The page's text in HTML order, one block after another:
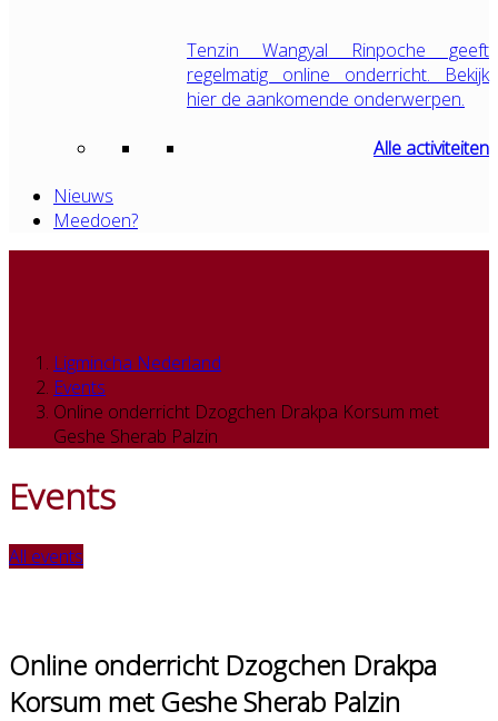
Tenzin Wangyal Rinpoche geeft
regelmatig online onderricht. Bekijk
hier de aankomende onderwerpen.
Alle activiteiten
Nieuws
Meedoen?
Ligmincha Nederland
Events
Online onderricht Dzogchen Drakpa Korsum met
Geshe Sherab Palzin
Events
All events
Online onderricht Dzogchen Drakpa
Korsum met Geshe Sherab Palzin